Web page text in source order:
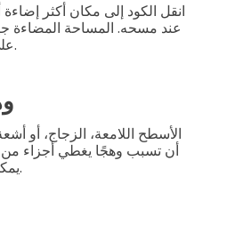
انقل الكود إلى مكان أكثر
عند مسحه. المساحة المضاءة
على الهواتف المسح بسرعة.
الأسطح اللامعة، الزجاج، أو
أن تسبب وهجًا يغطي أجزاء من
يمكن للكاميرا قراءته بوضوح.